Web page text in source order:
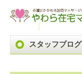
スタッフブログ